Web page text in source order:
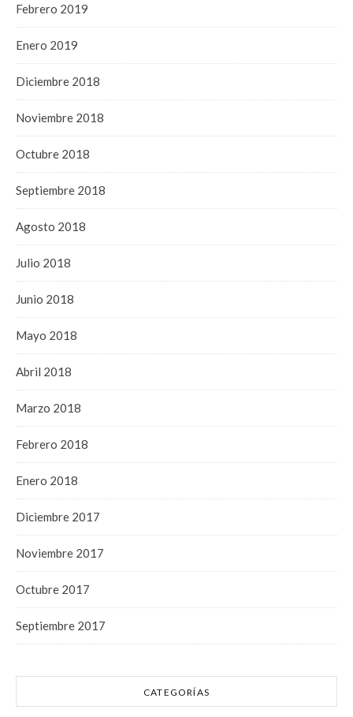
Febrero 2019
Enero 2019
Diciembre 2018
Noviembre 2018
Octubre 2018
Septiembre 2018
Agosto 2018
Julio 2018
Junio 2018
Mayo 2018
Abril 2018
Marzo 2018
Febrero 2018
Enero 2018
Diciembre 2017
Noviembre 2017
Octubre 2017
Septiembre 2017
CATEGORÍAS